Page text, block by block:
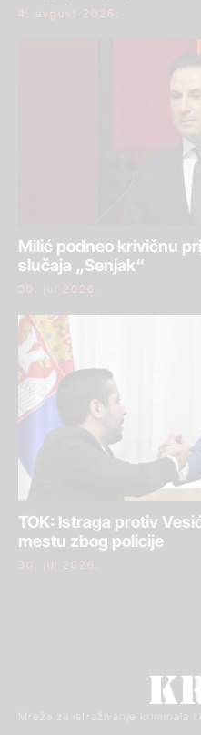
4. avgust 2026.
Milić podneo krivičnu
slučaja „Senjak“
30. jul 2026.
TOK: Istraga protiv
mestu zbog policije
30. jul 2026.
Mreža za istraživanje kriminala i